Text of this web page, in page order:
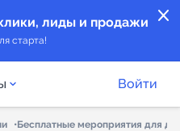
close
лиды и продажи
старта!
Войти
Бесплатные мероприятия для